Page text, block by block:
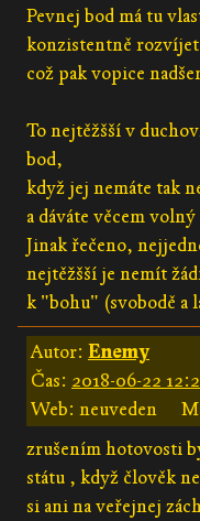
Pevnej bod má tu
konzistentně
což pak vopice
To nejtěžšší v
bod,
když jej nemáte tak
a dáváte věcem
Jinak řečeno,
nejtěžšší je nemít
k "bohu" (svobodě a
Autor: Enemy
Čas: 2018-06-22
Web: neuveden
zrušením hotovosti
státu , když člověk
si ani na veřejnej